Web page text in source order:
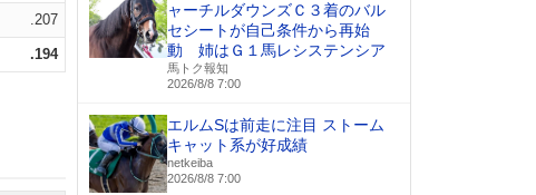
.207
.194
ャーチルダウンズＣ３着のバル
セシートが自己条件から再始
動 姉はＧ１馬レシステンシア
馬トク報知
2026/8/8 7:00
エルムSは前走に注目 ストーム
キャット系が好成績
netkeiba
2026/8/8 7:00